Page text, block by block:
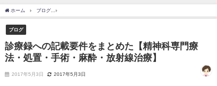
ホーム ブログ
ブログ
診療録への記載要件をまとめた【精神科専門療
法・処置・手術・麻酔・放射線治療】
2017年5月3日 2017年5月3日